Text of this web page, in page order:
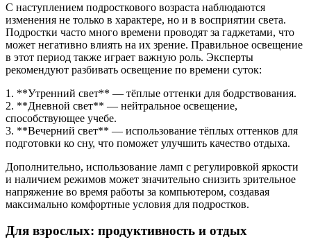
С наступлением подросткового возраста наблюдаются
изменения не только в характере, но и в восприятии света.
Подростки часто много времени проводят за гаджетами, что
может негативно влиять на их зрение. Правильное освещение
в этот период также играет важную роль. Эксперты
рекомендуют разбивать освещение по времени суток:
1. **Утренний свет** — тёплые оттенки для бодрствования.
2. **Дневной свет** — нейтральное освещение,
способствующее учебе.
3. **Вечерний свет** — использование тёплых оттенков для
подготовки ко сну, что поможет улучшить качество отдыха.
Дополнительно, использование ламп с регулировкой яркости
и наличием режимов может значительно снизить зрительное
напряжение во время работы за компьютером, создавая
максимально комфортные условия для подростков.
Для взрослых: продуктивность и отдых